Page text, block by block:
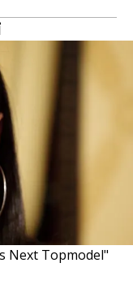
Next Topmodel"